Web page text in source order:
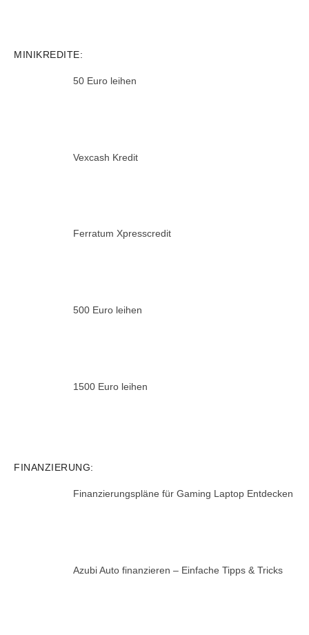
MINIKREDITE:
50 Euro leihen
Vexcash Kredit
Ferratum Xpresscredit
500 Euro leihen
1500 Euro leihen
FINANZIERUNG:
Finanzierungspläne für Gaming Laptop Entdecken
Azubi Auto finanzieren – Einfache Tipps & Tricks